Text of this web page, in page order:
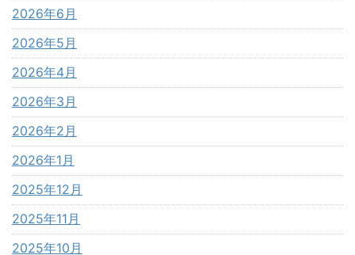
2026年6月
2026年5月
2026年4月
2026年3月
2026年2月
2026年1月
2025年12月
2025年11月
2025年10月